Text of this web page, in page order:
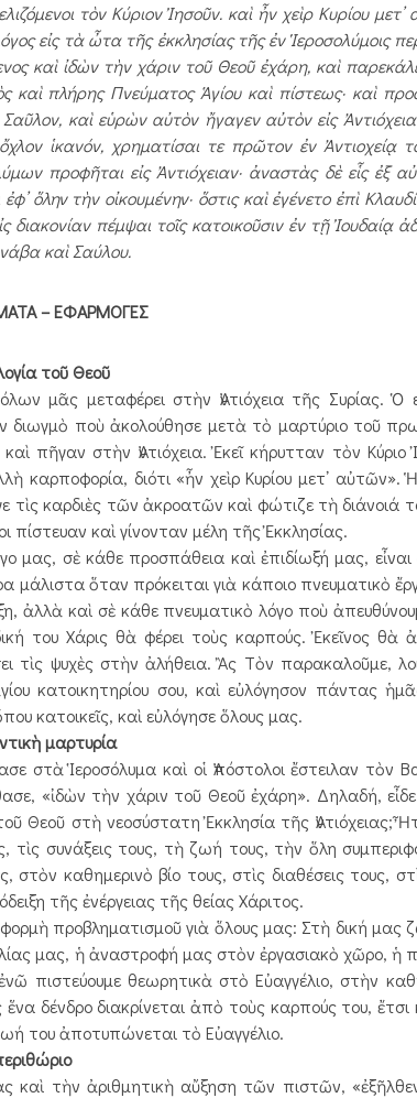
τὸν Κύριον Ἰησοῦν. καὶ ἦν χεὶρ Κυρίου
εἰς τὰ ὦτα τῆς ἐκκλησίας τῆς ἐν Ἱεροσολύμοις
καὶ ἰδὼν τὴν χάριν τοῦ Θεοῦ ἐχάρη, καὶ
πλήρης Πνεύματος Ἁγίου καὶ πίστεως· καὶ
καὶ εὑρὼν αὐτὸν ἤγαγεν αὐτὸν εἰς
ἱκανόν, χρηματίσαι τε πρῶτον ἐν Ἀντιοχείᾳ
προ­φῆται εἰς Ἀντιόχειαν· ἀναστὰς δὲ εἷς ἐξ
ὅλην τὴν οἰκουμένην· ὅστις καὶ ἐγένετο ἐπὶ
πέμψαι τοῖς κατοικοῦσιν ἐν τῇ Ἰουδαίᾳ
καὶ Σαύλου.
– ΕΦΑΡΜΟΓΕΣ
τοῦ Θεοῦ
μᾶς μεταφέρει στὴν Ἀντιόχεια τῆς Συρίας. Ὁ
ποὺ ἀκολούθησε μετὰ τὸ μαρτύριο τοῦ
πῆγαν στὴν Ἀντιόχεια. Ἐκεῖ κήρυτταν τὸν Κύριο
καρποφορία, διότι «ἦν χεὶρ Κυρίου μετ᾿ αὐτῶν».
τὶς καρδιὲς τῶν ἀκροατῶν καὶ φώτιζε τὴ διάνοιά
πίστευαν καὶ γίνονταν μέλη τῆς Ἐκκλησίας.
μας, σὲ κάθε προσπάθεια καὶ ἐπιδίωξή μας,
μάλιστα ὅταν πρόκειται γιὰ κάποιο πνευματικὸ
ἀλλὰ καὶ σὲ κάθε πνευματικὸ λόγο ποὺ
του Χάρις θὰ φέρει τοὺς καρπούς. Ἐκεῖνος θὰ
τὶς ψυχὲς στὴν ἀλήθεια. Ἂς Τὸν παρακαλοῦμε,
κατοικητηρίου σου, καὶ εὐλόγησον πάντας
κατοικεῖς, καὶ εὐλόγησε ὅλους μας.
μαρτυρία
στὰ Ἱεροσόλυμα καὶ οἱ Ἀπόστολοι ἔστειλαν τὸν
«ἰδὼν τὴν χάριν τοῦ Θεοῦ ἐ­χάρη». Δηλαδή,
Θεοῦ στὴ νεοσύστατη Ἐκκλησία τῆς Ἀντιόχειας;
συν­άξεις τους, τὴ ζωή τους, τὴν ὅλη
καθημερινὸ βίο τους, στὶς διαθέσεις τους,
τῆς ἐνέργειας τῆς θείας Χάριτος.
προβληματισμοῦ γιὰ ὅλους μας: Στὴ δική μας
μας, ἡ ἀναστροφή μας στὸν ἐργασιακὸ χῶρο, ἡ
πιστεύουμε θεωρητικὰ στὸ Εὐαγγέλιο, στὴν
δένδρο διακρίνεται ἀπὸ τοὺς καρπούς του, ἔτσι
του ἀποτυπώνεται τὸ Εὐαγ­γέλιο.
τὴν ἀρι­θμητικὴ αὔξηση τῶν πιστῶν,